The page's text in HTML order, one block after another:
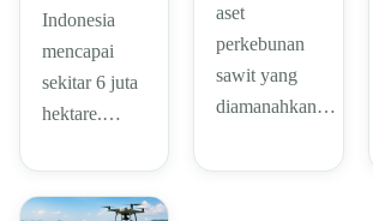
Indonesia
mencapai
sekitar 6 juta
hektare.…
aset
perkebunan
sawit yang
diamanahkan…